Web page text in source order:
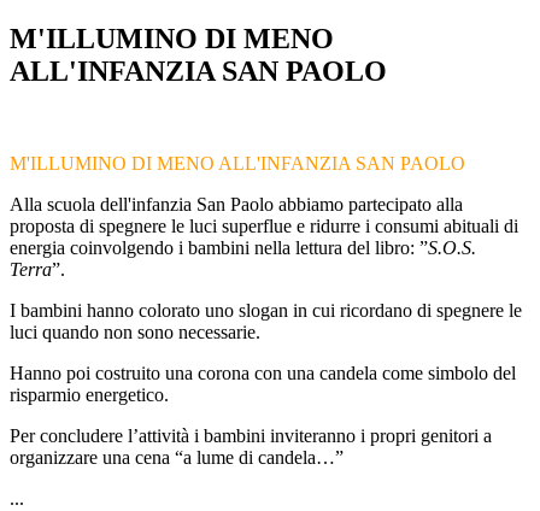
M'ILLUMINO DI MENO
ALL'INFANZIA SAN PAOLO
M'ILLUMINO DI MENO ALL'INFANZIA SAN PAOLO
Alla scuola dell'infanzia San Paolo abbiamo partecipato alla
proposta di spegnere le luci superflue e ridurre i consumi abituali di
energia coinvolgendo i bambini nella lettura del libro: ”S.O.S.
Terra”.
I bambini hanno colorato uno slogan in cui ricordano di spegnere le
luci quando non sono necessarie.
Hanno poi costruito una corona con una candela come simbolo del
risparmio energetico.
Per concludere l’attività i bambini inviteranno i propri genitori a
organizzare una cena “a lume di candela…”
...